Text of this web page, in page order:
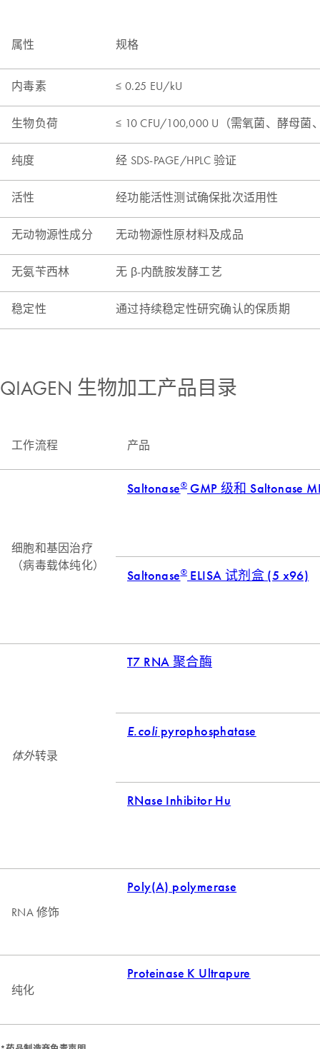
QIAGEN 生物加工产品目录